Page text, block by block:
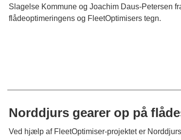
Slagelse Kommune og Joachim Daus-Petersen
flådeoptimeringens og FleetOptimisers tegn.
Norddjurs gearer op på
Ved hjælp af FleetOptimiser-projektet er